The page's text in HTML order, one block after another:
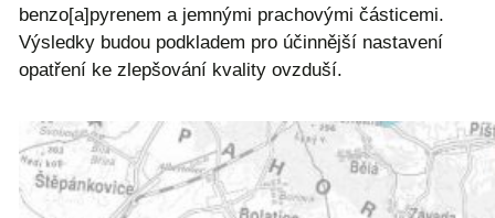
benzo[a]pyrenem a jemnými prachovými částicemi.
Výsledky budou podkladem pro účinnější nastavení
opatření ke zlepšování kvality ovzduší.